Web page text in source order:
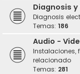
Diagnosis y
Diagnosis
Temas: 186
Audio -
Instalaciones,
relacionado
Temas: 281